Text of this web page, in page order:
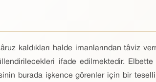
kaldıkları halde imanlarından tâviz
ifade edilmektedir.
burada işkence görenler için bir